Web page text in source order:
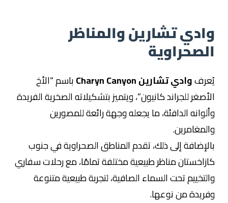
وادي تشارين والمناظر
الصحراوية
يُعرفوادي تشارين Charyn Canyon
باسم “الأخ
الأصغر للجراند كانيون”، ويتميز بتشكيلاته الصخرية الفريدة
وألوانه الدافئة، ما يجعله وجهة رائعة للمصورين
والمغامرين.
بالإضافة إلى ذلك، تقدم المناطق الصحراوية في جنوب
كازاخستان مناظر طبيعية مختلفة تمامًا، مع رحلات سفاري
والتخييم تحت السماء الصافية، لتجربة طبيعية متنوعة
وفريدة من نوعها.